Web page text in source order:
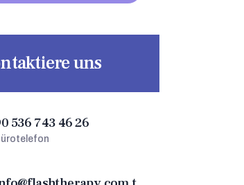
uns
536 743 46 26